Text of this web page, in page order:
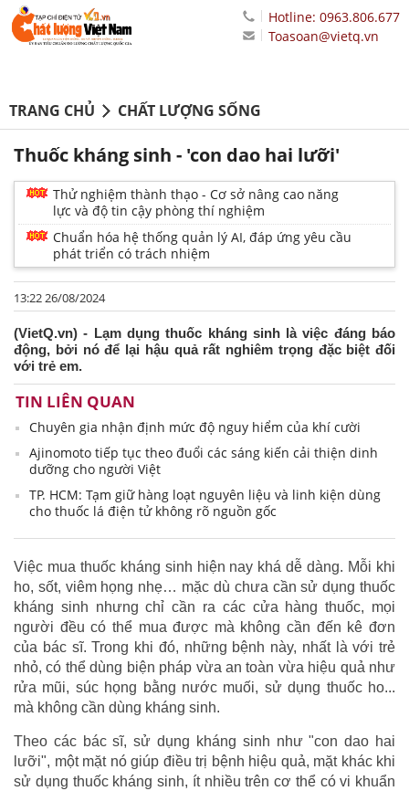
Hotline: 0963.806.677
Toasoan@vietq.vn
TRANG CHỦ CHẤT LƯỢNG SỐNG
Thuốc kháng sinh - 'con dao hai lưỡi'
Thử nghiệm thành thạo - Cơ sở nâng cao năng
lực và độ tin cậy phòng thí nghiệm
Chuẩn hóa hệ thống quản lý AI, đáp ứng yêu cầu
phát triển có trách nhiệm
13:22 26/08/2024
(VietQ.vn) - Lạm dụng thuốc kháng sinh là việc đáng báo
động, bởi nó để lại hậu quả rất nghiêm trọng đặc biệt đối
với trẻ em.
TIN LIÊN QUAN
Chuyên gia nhận định mức độ nguy hiểm của khí cười
Ajinomoto tiếp tục theo đuổi các sáng kiến cải thiện dinh
dưỡng cho người Việt
TP. HCM: Tạm giữ hàng loạt nguyên liệu và linh kiện dùng
cho thuốc lá điện tử không rõ nguồn gốc
Việc mua thuốc kháng sinh hiện nay khá dễ dàng. Mỗi khi
ho, sốt, viêm họng nhẹ… mặc dù chưa cần sử dụng thuốc
kháng sinh nhưng chỉ cần ra các cửa hàng thuốc, mọi
người đều có thể mua được mà không cần đến kê đơn
của bác sĩ. Trong khi đó, những bệnh này, nhất là với trẻ
nhỏ, có thể dùng biện pháp vừa an toàn vừa hiệu quả như
rửa mũi, súc họng bằng nước muối, sử dụng thuốc ho...
mà không cần dùng kháng sinh.
Theo các bác sĩ, sử dụng kháng sinh như "con dao hai
lưỡi", một mặt nó giúp điều trị bệnh hiệu quả, mặt khác khi
sử dụng thuốc kháng sinh, ít nhiều trên cơ thể có vi khuẩn